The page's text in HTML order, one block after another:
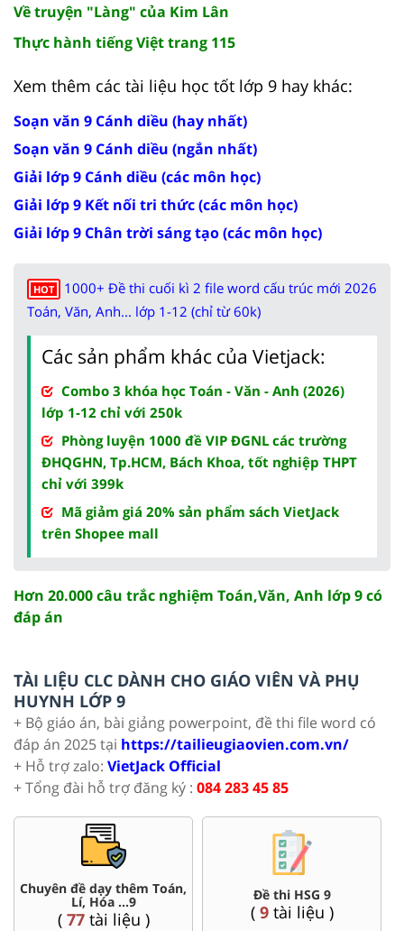
Về truyện "Làng" của Kim Lân
Thực hành tiếng Việt trang 115
Xem thêm các tài liệu học tốt lớp 9 hay khác:
Soạn văn 9 Cánh diều (hay nhất)
Soạn văn 9 Cánh diều (ngắn nhất)
Giải lớp 9 Cánh diều (các môn học)
Giải lớp 9 Kết nối tri thức (các môn học)
Giải lớp 9 Chân trời sáng tạo (các môn học)
HOT
1000+ Đề thi cuối kì 2 file word cấu trúc mới 2026
Toán, Văn, Anh... lớp 1-12 (chỉ từ 60k)
Các sản phẩm khác của Vietjack:
Combo 3 khóa học Toán - Văn - Anh (2026)
lớp 1-12 chỉ với 250k
Phòng luyện 1000 đề VIP ĐGNL các trường
ĐHQGHN, Tp.HCM, Bách Khoa, tốt nghiệp THPT
chỉ với 399k
Mã giảm giá 20% sản phẩm sách VietJack
trên Shopee mall
Hơn 20.000 câu trắc nghiệm Toán,Văn, Anh lớp 9 có
đáp án
TÀI LIỆU CLC DÀNH CHO GIÁO VIÊN VÀ PHỤ
HUYNH LỚP 9
+ Bộ giáo án, bài giảng powerpoint, đề thi file word có
đáp án 2025 tại https://tailieugiaovien.com.vn/
+ Hỗ trợ zalo: VietJack Official
+ Tổng đài hỗ trợ đăng ký : 084 283 45 85
Chuyên đề dạy thêm Toán,
Lí, Hóa ...9
( 77tài liệu )
Đề thi HSG 9
( 9tài liệu )